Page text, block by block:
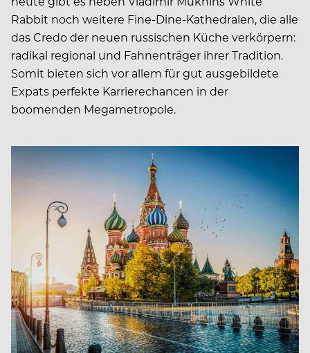
Rabbit noch weitere Fine-Dine-Kathedralen, die alle
das Credo der neuen russischen Küche verkörpern:
radikal regional und Fahnenträger ihrer Tradition.
Somit bieten sich vor allem für gut ausgebildete
Expats perfekte Karrierechancen in der
boomenden Megametropole.